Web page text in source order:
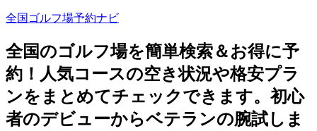
全国ゴルフ場予約ナビ
全国のゴルフ場を簡単検索＆お得に予
約！人気コースの空き状況や格安プラ
ンをまとめてチェックできます。初心
者のデビューからベテランの腕試しま